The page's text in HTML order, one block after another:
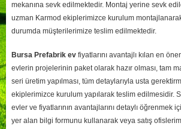
mekanına sevk edilmektedir. Montaj yerine sevk
uzman Karmod ekiplerimizce kurulum
durumda müşterilerimize teslim edilmektedir.
BursaPrefabrik evfiyatlarını avantajlı kılan en
evlerin projelerinin paket olarak hazır olması, tam
seri üretim yapılması, tüm detaylarıyla usta
ekiplerimizce kurulum yapılarak teslim edilmesidir.
evler ve fiyatlarının avantajlarını detaylı öğrenmek
yer alan bilgi formunu kullanarak veya satış